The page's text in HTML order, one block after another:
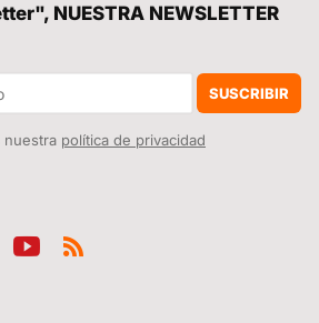
Lu Weibing lo confirma: el Xiaomi 18 montará de nuevo la innovación más original que Xiaomi ha metido en un móvil en 2025
NUESTRA NEWSLETTER
SUSCRIBIR
nuestra política de privacidad